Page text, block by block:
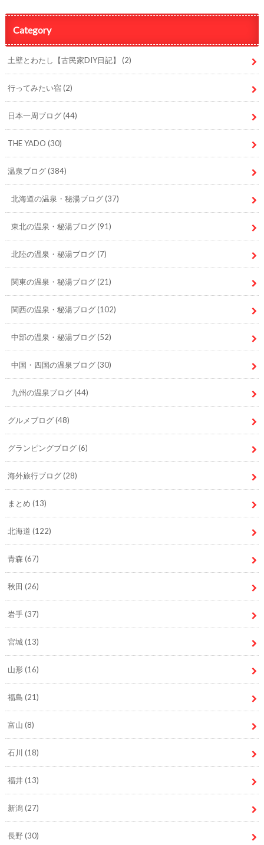
Category
土壁とわたし【古民家DIY日記】 (2)
行ってみたい宿(2)
日本一周ブログ(44)
THE YADO (30)
温泉ブログ(384)
北海道の温泉・秘湯ブログ(37)
東北の温泉・秘湯ブログ(91)
北陸の温泉・秘湯ブログ(7)
関東の温泉・秘湯ブログ(21)
関西の温泉・秘湯ブログ(102)
中部の温泉・秘湯ブログ(52)
中国・四国の温泉ブログ(30)
九州の温泉ブログ(44)
グルメブログ(48)
グランピングブログ(6)
海外旅行ブログ(28)
まとめ (13)
北海道 (122)
青森 (67)
秋田 (26)
岩手(37)
宮城(13)
山形(16)
福島 (21)
富山 (8)
石川 (18)
福井(13)
新潟(27)
長野(30)